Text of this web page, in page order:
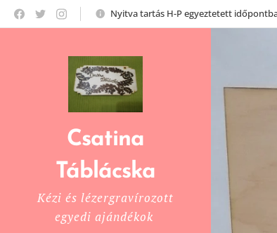
Nyitva tartás H-P egyeztetett
Csatina
Táblácska
Kézi és lézergravírozott
egyedi ajándékok